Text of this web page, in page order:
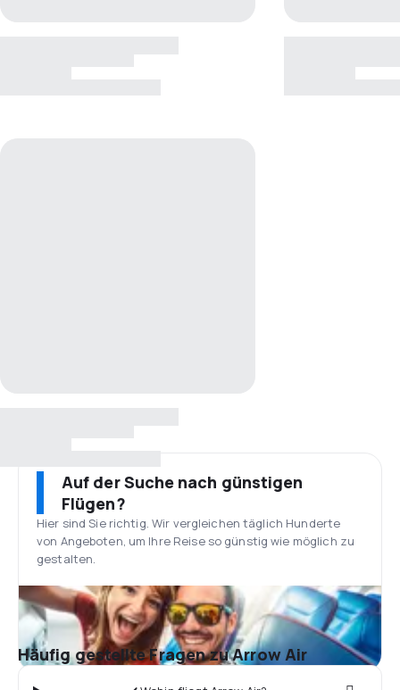
Auf der Suche nach günstigen
Flügen?
Hier sind Sie richtig. Wir vergleichen täglich Hunderte
von Angeboten, um Ihre Reise so günstig wie möglich zu
gestalten.
Häufig gestellte Fragen zu Arrow Air